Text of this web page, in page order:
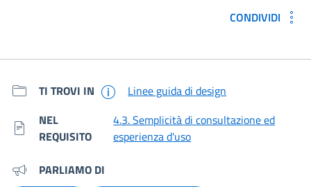
CONDIVIDI
TI TROVI IN
Linee guida di design
NEL
REQUISITO
4.3. Semplicità di consultazione ed
esperienza d'uso
PARLIAMO DI